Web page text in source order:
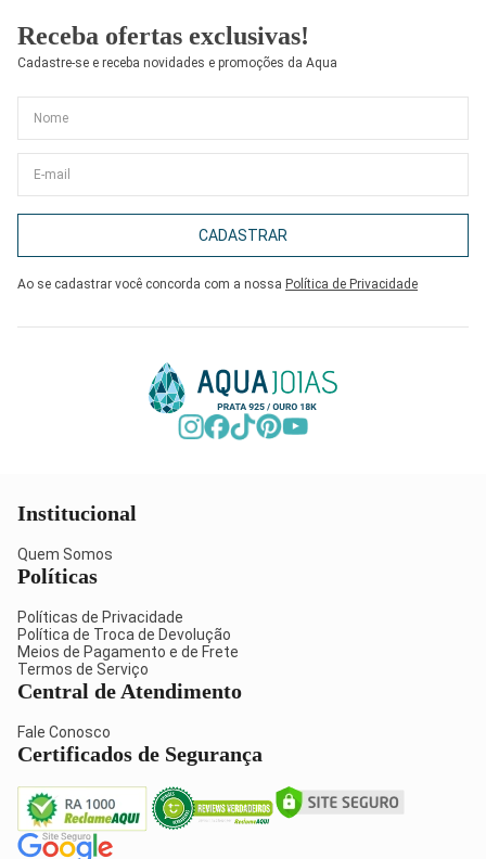
Receba ofertas exclusivas!
Cadastre-se e receba novidades e promoções da Aqua
CADASTRAR
Ao se cadastrar você concorda com a nossa Política de Privacidade
Institucional
Quem Somos
Políticas
Políticas de Privacidade
Política de Troca de Devolução
Meios de Pagamento e de Frete
Termos de Serviço
Central de Atendimento
Fale Conosco
Certificados de Segurança